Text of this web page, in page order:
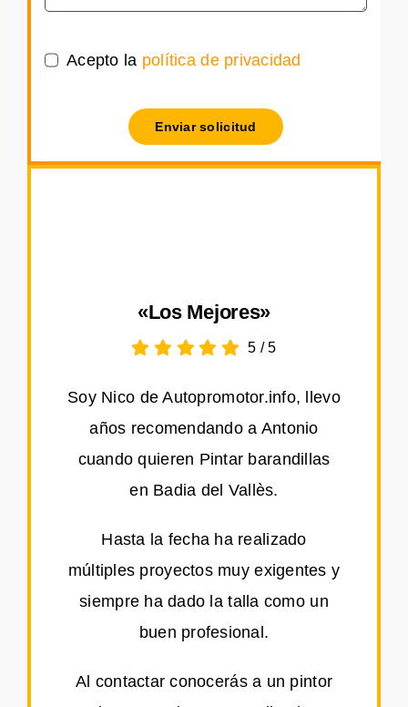
Acepto la política de privacidad
Enviar solicitud
«Los Mejores»
5 /5
Soy Nico de Autopromotor.info, llevo
años recomendando a Antonio
cuando quieren Pintar barandillas
en Badia del Vallès.
Hasta la fecha ha realizado
múltiples proyectos muy exigentes y
siempre ha dado la talla como un
buen profesional.
Al contactar conocerás a un pintor